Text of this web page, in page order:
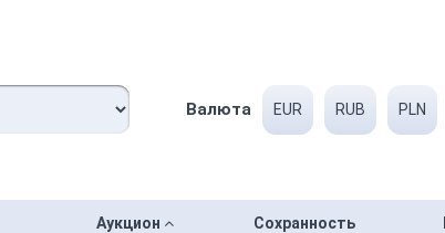
Валюта EUR RUB PLN
Аукцион Сохранность